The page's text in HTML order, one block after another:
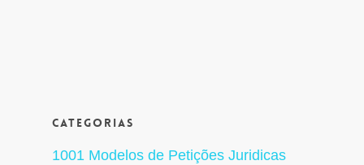
Categorias
1001 Modelos de Petições Juridicas